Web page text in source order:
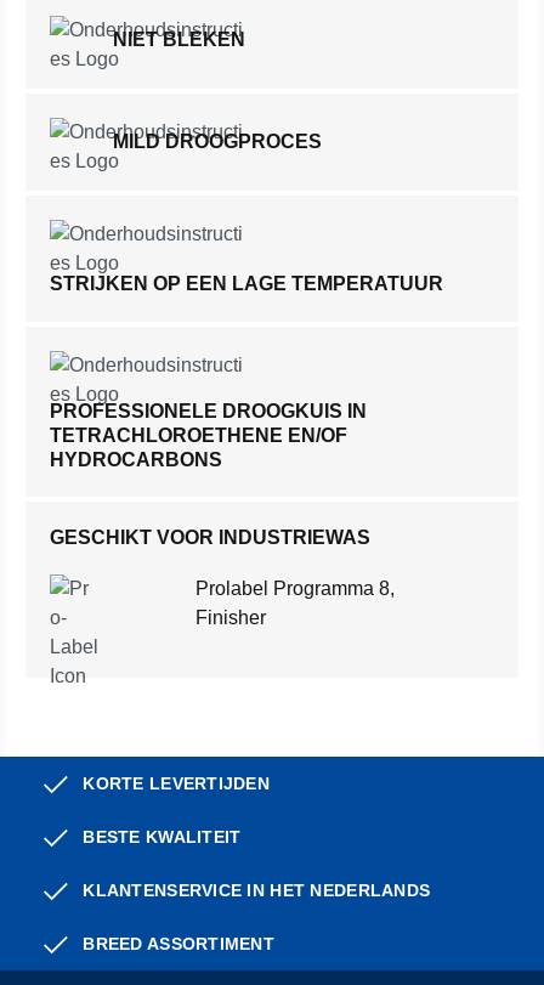
NIET BLEKEN
MILD DROOGPROCES
STRIJKEN OP EEN LAGE TEMPERATUUR
PROFESSIONELE DROOGKUIS IN
TETRACHLOROETHENE EN/OF
HYDROCARBONS
GESCHIKT VOOR INDUSTRIEWAS
Prolabel Programma 8,
Finisher
KORTE LEVERTIJDEN
BESTE KWALITEIT
KLANTENSERVICE IN HET NEDERLANDS
BREED ASSORTIMENT